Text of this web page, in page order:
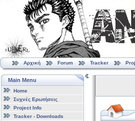
Αρχική Forum Tracker
Main Menu
Home
Συχνές Ερωτήσεις
Project Info
Tracker - Downloads